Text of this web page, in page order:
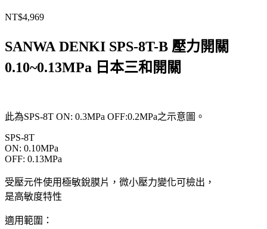
NT$4,969
SANWA DENKI SPS-8T-B 壓力開關
0.10~0.13MPa 日本三和開關
此為SPS-8T ON: 0.3MPa OFF:0.2MPa之示意圖。
SPS-8T
ON: 0.10MPa
OFF: 0.13MPa
受壓元件使用極敏銳膜片，微小壓力變化可檢出，
是高敏度特性
適用範圍：